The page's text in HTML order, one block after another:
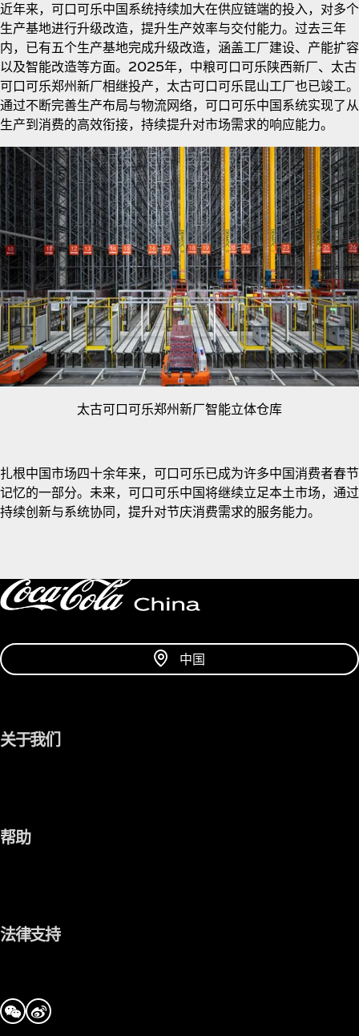
近年来，可口可乐中国系统持续加大在供应链端的投入，对多个
生产基地进行升级改造，提升生产效率与交付能力。过去三年
内，已有五个生产基地完成升级改造，涵盖工厂建设、产能扩容
以及智能改造等方面。2025年，中粮可口可乐陕西新厂、太古
可口可乐郑州新厂相继投产，太古可口可乐昆山工厂也已竣工。
通过不断完善生产布局与物流网络，可口可乐中国系统实现了从
生产到消费的高效衔接，持续提升对市场需求的响应能力。
太古可口可乐郑州新厂智能立体仓库
扎根中国市场四十余年来，可口可乐已成为许多中国消费者春节
记忆的一部分。未来，可口可乐中国将继续立足本土市场，通过
持续创新与系统协同，提升对节庆消费需求的服务能力。
中国
关于我们
帮助
法律支持
we-chattencent-weibo